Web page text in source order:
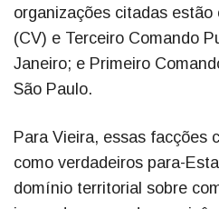
organizações citadas estão
(CV) e Terceiro Comando
Janeiro; e Primeiro
São Paulo.
Para Vieira, essas facções
como verdadeiros para-
domínio territorial sobre